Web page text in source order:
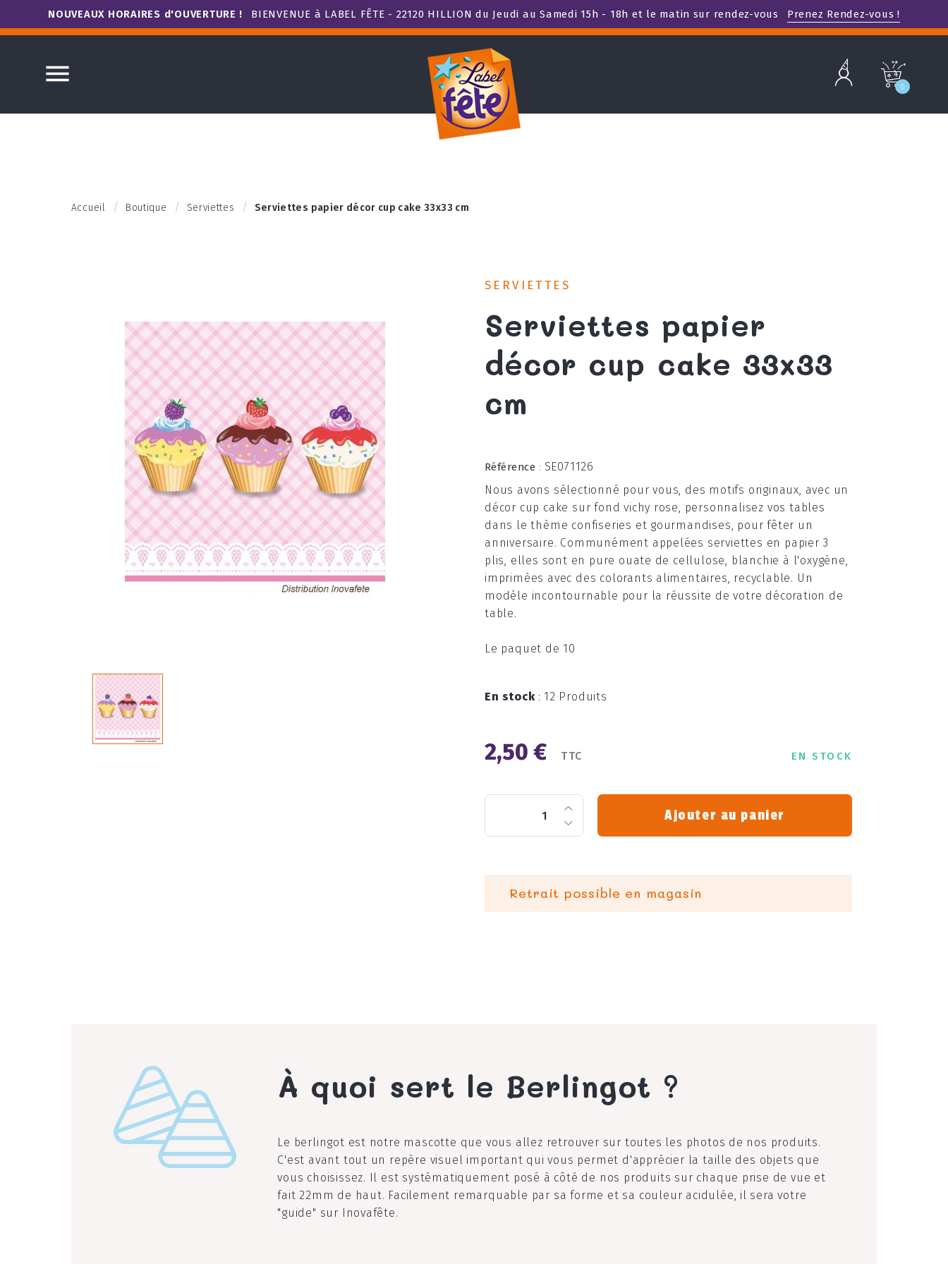
NOUVEAUX HORAIRES d'OUVERTURE ! BIENVENUE à LABEL FÊTE - 22120 HILLION du Jeudi au Samedi 15h - 18h et le matin sur rendez-vous Prenez Rendez-vous !
 b c
0
Accueil Boutique Serviettes Serviettes papier décor cup cake 33x33 cm
SERVIETTES
Serviettes papier
décor cup cake 33x33
cm
Référence : SE071126
Nous avons sélectionné pour vous, des motifs originaux, avec un
décor cup cake sur fond vichy rose, personnalisez vos tables
dans le thème confiseries et gourmandises, pour fêter un
anniversaire. Communément appelées serviettes en papier 3
plis, elles sont en pure ouate de cellulose, blanchie à l'oxygène,
imprimées avec des colorants alimentaires, recyclable. Un
modèle incontournable pour la réussite de votre décoration de
table.
Le paquet de 10
En stock: 12 Produits
2,50 € TTC
Ajouter au panier
EN STOCK
Retrait possible en magasin
l À quoi sert le Berlingot ?
Le berlingot est notre mascotte que vous allez retrouver sur toutes les photos de nos produits.
C'est avant tout un repère visuel important qui vous permet d'apprécier la taille des objets que
vous choisissez. Il est systématiquement posé à côté de nos produits sur chaque prise de vue et
fait 22mm de haut. Facilement remarquable par sa forme et sa couleur acidulée, il sera votre
"guide" sur Inovafête.